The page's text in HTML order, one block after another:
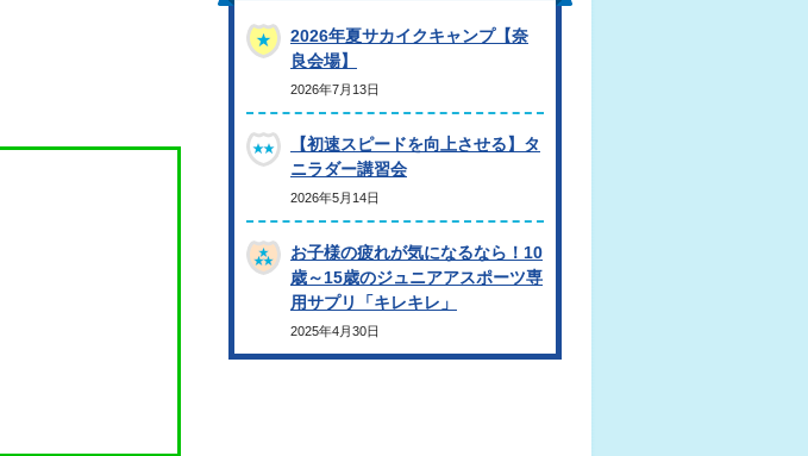
2026年夏サカイクキャンプ【奈
良会場】
2026年7月13日
【初速スピードを向上させる】タ
ニラダー講習会
2026年5月14日
お子様の疲れが気になるなら！10
歳～15歳のジュニアアスポーツ専
用サプリ「キレキレ」
2025年4月30日